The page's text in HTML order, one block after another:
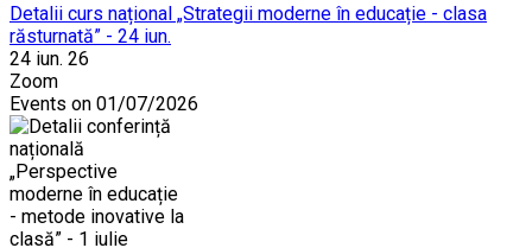
Detalii curs național „Strategii moderne în educație - clasa
răsturnată” - 24 iun.
24 iun. 26
Zoom
Events on 01/07/2026